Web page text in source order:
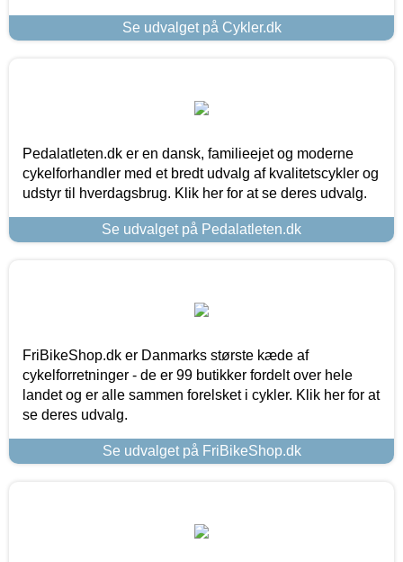
Se udvalget på Cykler.dk
Pedalatleten.dk er en dansk, familieejet og moderne
cykelforhandler med et bredt udvalg af kvalitetscykler og
udstyr til hverdagsbrug. Klik her for at se deres udvalg.
Se udvalget på Pedalatleten.dk
FriBikeShop.dk er Danmarks største kæde af
cykelforretninger - de er 99 butikker fordelt over hele
landet og er alle sammen forelsket i cykler. Klik her for at
se deres udvalg.
Se udvalget på FriBikeShop.dk